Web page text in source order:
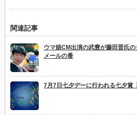
関連記事
ウマ娘CM出演の武豊が藤田晋氏
メールの番
7月7日七夕デーに行われる七夕賞